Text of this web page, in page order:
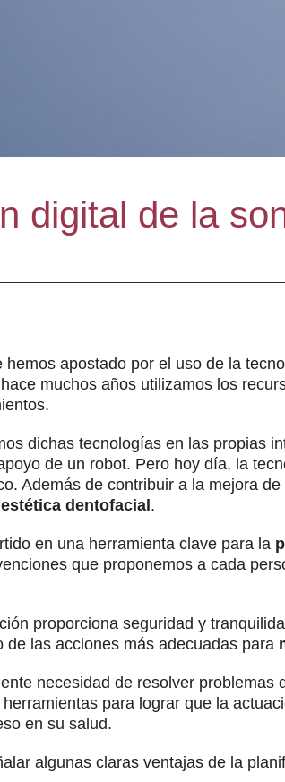
digital de la
apostado por el uso de la
muchos años utilizamos los
dichas tecnologías en las propias
de un robot. Pero hoy día, la
Además de contribuir a la mejora
dentofacial.
en una herramienta clave para la
que proponemos a cada
proporciona seguridad y
de las acciones más adecuadas para
necesidad de resolver problemas
para lograr que la
en su salud.
algunas claras ventajas de la